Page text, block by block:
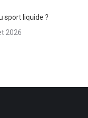
sport liquide ?
2026